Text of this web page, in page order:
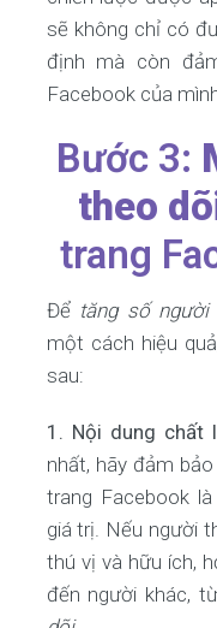
sẽ không chỉ có
định mà còn
Facebook của
Bước 3:
theo
trang
Để tăng số
một cách hiệu
sau:
1. Nội dung chất
nhất, hãy đảm
trang Facebook
giá trị. Nếu người
thú vị và hữu ích,
đến người khác,